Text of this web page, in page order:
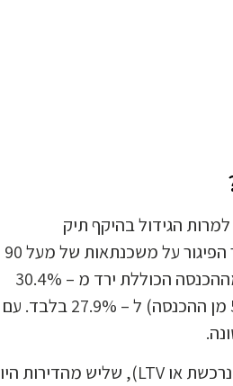
הגידול בהיקף תיק
המשכנתאות של הבנקים ב – 9.4% מפברואר 2012 עד פברואר 2013, הרי ששיעור הפיגור על משכנתאות של מעל 90
יום נמצא במגמת ירידה (0.91% לעומת 1.11%). גם שיעור ההחזר הממוצע כחלק מההכנסה הכוללת ירד מ – 30.4%
בחודש נובמבר (אז הוטלה המגבלה שקבעה שההחזר לא יוכל להיות יותר מ – 50% מן ההכנסה) ל – 27.9% בלבד. עם
לגבי שיעורי המינוף של הדירות בפברואר האחרון (שיעור החוב לעומת שווי הדירה הנרכשת או LTV), שליש מהדירות היו